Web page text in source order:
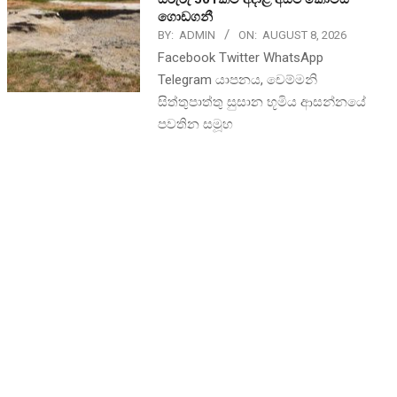
ගොඩගනී
BY: ADMIN ON: AUGUST 8, 2026
Facebook Twitter WhatsApp
Telegram යාපනය, චෙම්මනි
සිත්තුපාත්තු සුසාන භූමිය ආසන්නයේ
පවතින සමූහ